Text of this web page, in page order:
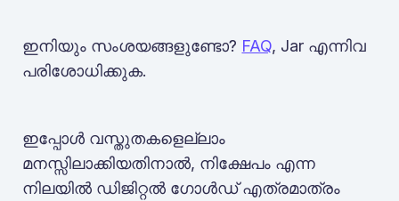
ഇനിയും സംശയങ്ങളുണ്ടോ? FAQ, Jar എന്നിവ
പരിശോധിക്കുക.
ഇപ്പോൾ വസ്തുതകളെല്ലാം
മനസ്സിലാക്കിയതിനാൽ, നിക്ഷേപം എന്ന
നിലയിൽ ഡിജിറ്റൽ ഗോൾഡ് എത്രമാത്രം